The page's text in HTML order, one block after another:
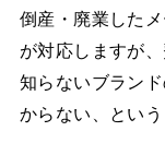
倒産・廃業した
が対応しますが
知らないブラン
からない、とい